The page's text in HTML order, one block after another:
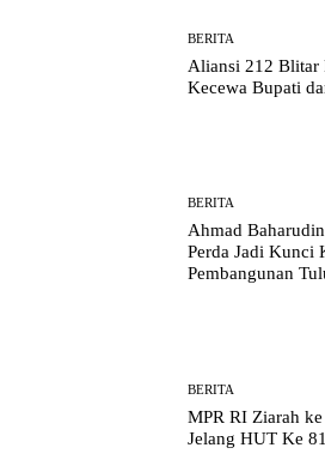
BERITA
Aliansi 212 Blitar
Kecewa Bupati
BERITA
Ahmad
Perda Jadi Kunci
Pembangunan
BERITA
MPR RI Ziarah
Jelang HUT Ke 81